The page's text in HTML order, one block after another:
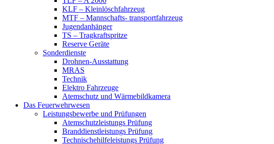
KLF – Kleinlöschfahrzeug
MTF – Mannschafts- transportfahrzeug
Jugendanhänger
TS – Tragkraftspritze
Reserve Geräte
Sonderdienste
Drohnen-Ausstattung
MRAS
Technik
Elektro Fahrzeuge
Atemschutz und Wärmebildkamera
Das Feuerwehrwesen
Leistungsbewerbe und Prüfungen
Atemschutzleistungs Prüfung
Branddienstleistungs Prüfung
Technischehilfeleistungs Prüfung